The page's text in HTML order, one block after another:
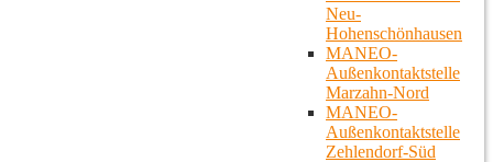
Neu-
Hohenschönhausen
MANEO-
Außenkontaktstelle
Marzahn-Nord
MANEO-
Außenkontaktstelle
Zehlendorf-Süd